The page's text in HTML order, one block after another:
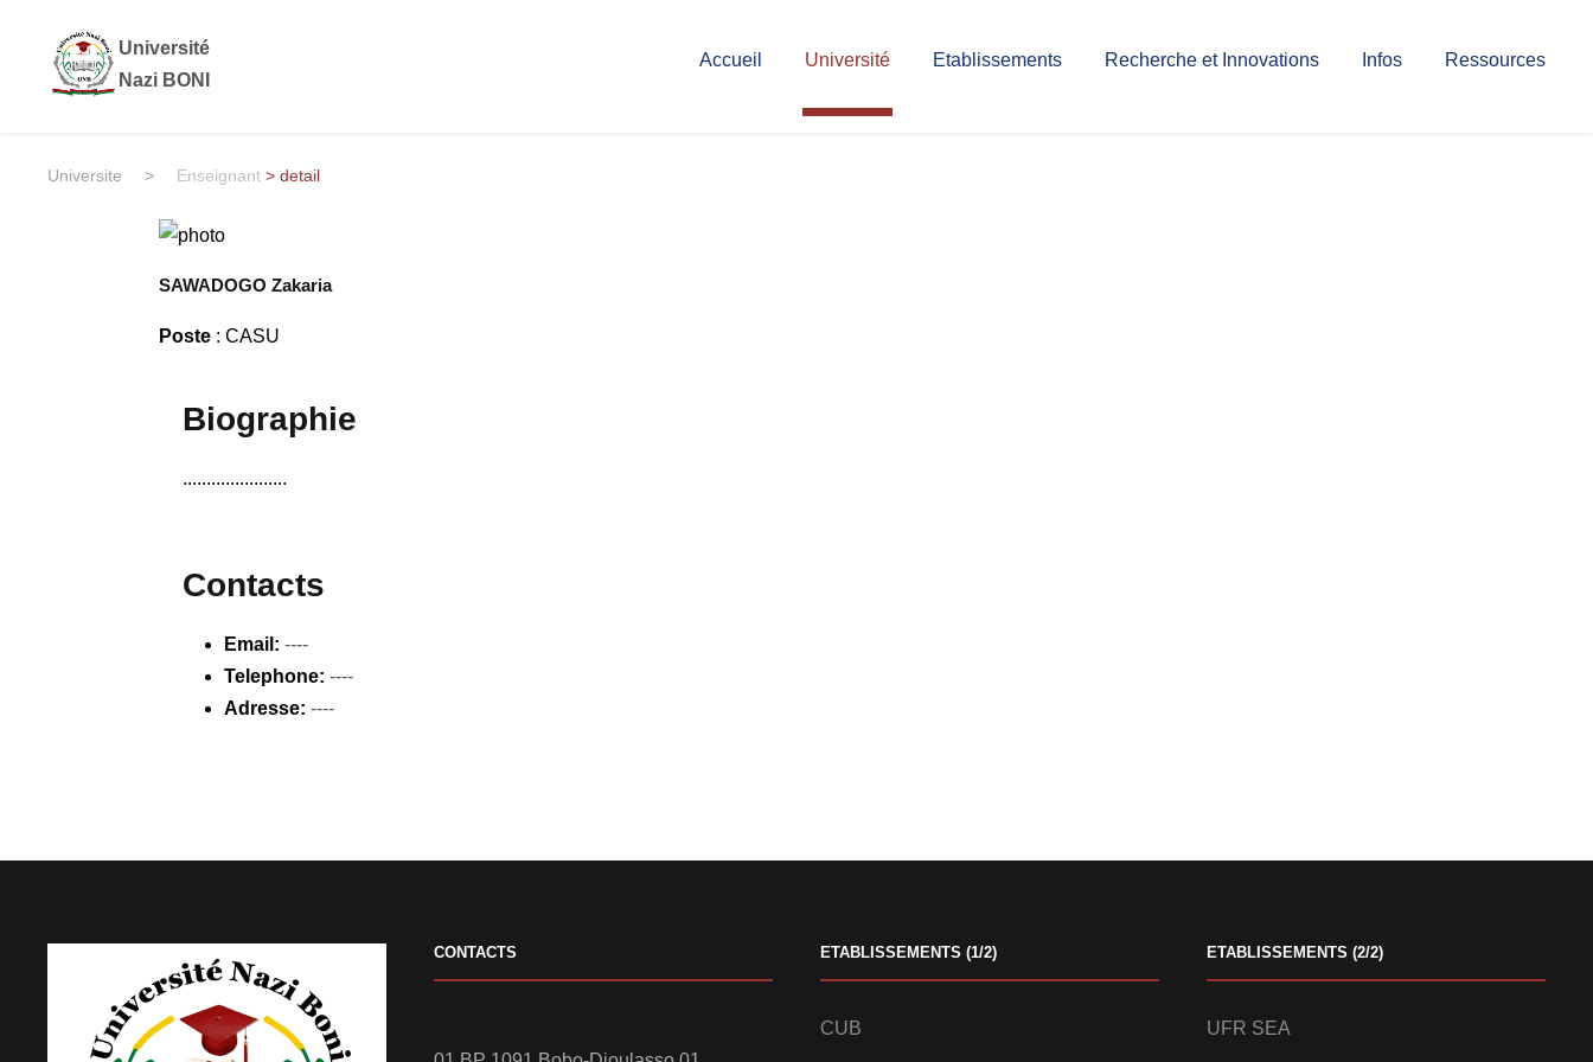
Université
Nazi BONI
Accueil Université Etablissements Recherche et Innovations Infos Ressources
Universite > Enseignant > detail
SAWADOGO Zakaria
Poste : CASU
Biographie
......................
Contacts
Email: ----
Telephone: ----
Adresse: ----
CONTACTS ETABLISSEMENTS (1/2)
CUB
ETABLISSEMENTS (2/2)
UFR SEA